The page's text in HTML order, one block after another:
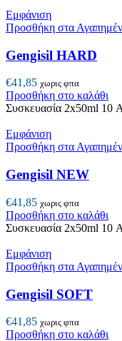
Εμφάνιση
Προσθήκη στα
Gengisil HARD
€41,85 χωρις φπα
Προσθήκη στο καλάθι
Συσκευασία 2x50ml 10
Εμφάνιση
Προσθήκη στα
Gengisil NEW
€41,85 χωρις φπα
Προσθήκη στο καλάθι
Συσκευασία 2x50ml 10
Εμφάνιση
Προσθήκη στα
Gengisil SOFT
€41,85 χωρις φπα
Προσθήκη στο καλάθι